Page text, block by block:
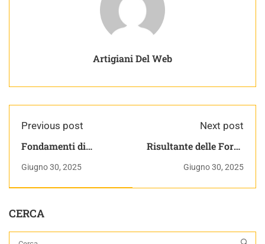
Artigiani Del Web
Previous post
Fondamenti di
POD{CAST} Il Podcast
Informatico
Giugno 30, 2025
Next post
Risultante delle Forze
Generale
Giugno 30, 2025
CERCA